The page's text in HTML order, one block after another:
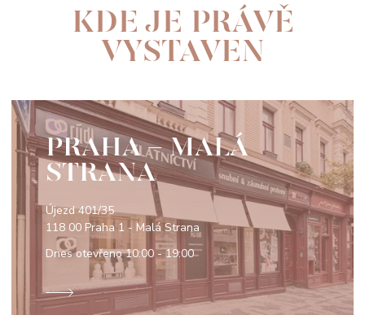
KDE JE PRÁVĚ
VYSTAVEN
PRAHA - MALÁ
STRANA
Újezd 401/35
118 00 Praha 1 - Malá Strana
Dnes otevřeno10:00 - 19:00